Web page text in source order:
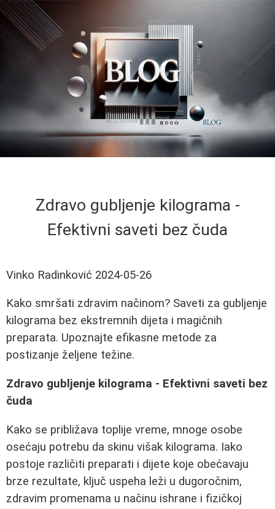
Zdravo gubljenje kilograma -
Efektivni saveti bez čuda
Vinko Radinković 2024-05-26
Kako smršati zdravim načinom? Saveti za gubljenje
kilograma bez ekstremnih dijeta i magičnih
preparata. Upoznajte efikasne metode za
postizanje željene težine.
Zdravo gubljenje kilograma - Efektivni saveti bez
čuda
Kako se približava toplije vreme, mnoge osobe
osećaju potrebu da skinu višak kilograma. Iako
postoje različiti preparati i dijete koje obećavaju
brze rezultate, ključ uspeha leži u dugoročnim,
zdravim promenama u načinu ishrane i fizičkoj